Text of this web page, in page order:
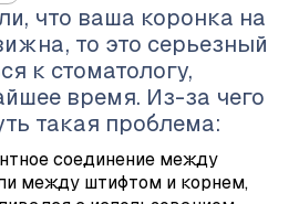
что ваша коронка на
то это серьезный
к стоматологу,
время. Из-за чего
такая проблема:
соединение между
между штифтом и корнем,